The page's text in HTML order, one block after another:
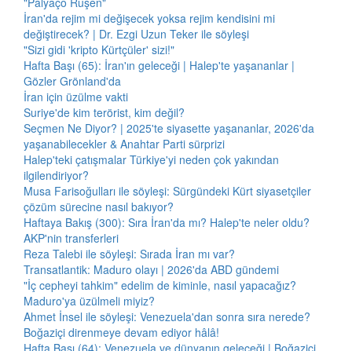
İran'da rejim mi değişecek yoksa rejim kendisini mi
değiştirecek? | Dr. Ezgi Uzun Teker ile söyleşi
"Sizi gidi 'kripto Kürtçüler' sizi!"
Hafta Başı (65): İran'ın geleceği | Halep'te yaşananlar |
Gözler Grönland'da
İran için üzülme vakti
Suriye'de kim terörist, kim değil?
Seçmen Ne Diyor? | 2025'te siyasette yaşananlar, 2026'da
yaşanabilecekler & Anahtar Parti sürprizi
Halep'teki çatışmalar Türkiye'yi neden çok yakından
ilgilendiriyor?
Musa Farisoğulları ile söyleşi: Sürgündeki Kürt siyasetçiler
çözüm sürecine nasıl bakıyor?
Haftaya Bakış (300): Sıra İran'da mı? Halep'te neler oldu?
AKP'nin transferleri
Reza Talebi ile söyleşi: Sırada İran mı var?
Transatlantik: Maduro olayı | 2026'da ABD gündemi
"İç cepheyi tahkim" edelim de kiminle, nasıl yapacağız?
Maduro'ya üzülmeli miyiz?
Ahmet İnsel ile söyleşi: Venezuela'dan sonra sıra nerede?
Boğaziçi direnmeye devam ediyor hâlâ!
Hafta Başı (64): Venezuela ve dünyanın geleceği | Boğaziçi